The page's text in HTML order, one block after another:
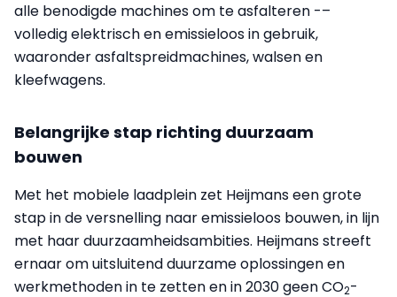
alle benodigde machines om te asfalteren -–
volledig elektrisch en emissieloos in gebruik,
waaronder asfaltspreidmachines, walsen en
kleefwagens.
Belangrijke stap richting duurzaam
bouwen
Met het mobiele laadplein zet Heijmans een grote
stap in de versnelling naar emissieloos bouwen, in lijn
met haar duurzaamheidsambities. Heijmans streeft
ernaar om uitsluitend duurzame oplossingen en
werkmethoden in te zetten en in 2030 geen CO2-